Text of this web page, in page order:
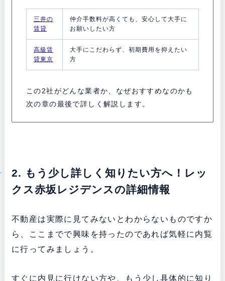
三井の
賃貸
仲介手数料が高くても、安心して大手に
お願いしたい方
高級賃
貸東京
大手にこだわらず、初期費用を抑えたい
方
この2社がどんな業者か、なぜおすすめなのかも
次の章の最後で詳しく解説します。
2. もう少し詳しく知りたい方へ！レッ
クス赤坂レジデンスの詳細情報
不動産は実際に見てみないとわからないものですか
ら、ここまでで興味を持ったのであれば気軽に内覧
に行ってみましょう。
すぐに内見に行けない方や、もう少し具体的に知り